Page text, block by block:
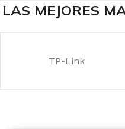
Intel Core i5 – 13th Gen
LAS MEJORES
TP-Link